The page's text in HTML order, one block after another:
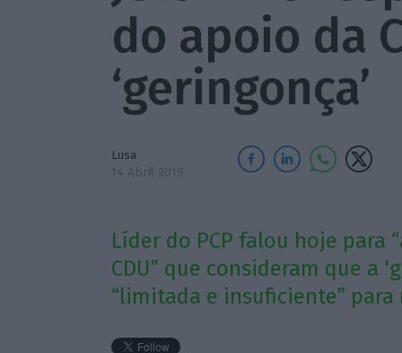
do apoio da
‘geringonça’
Lusa
14 Abril 2019
Líder do PCP falou hoje para
CDU” que consideram que a
“limitada e insuficiente”